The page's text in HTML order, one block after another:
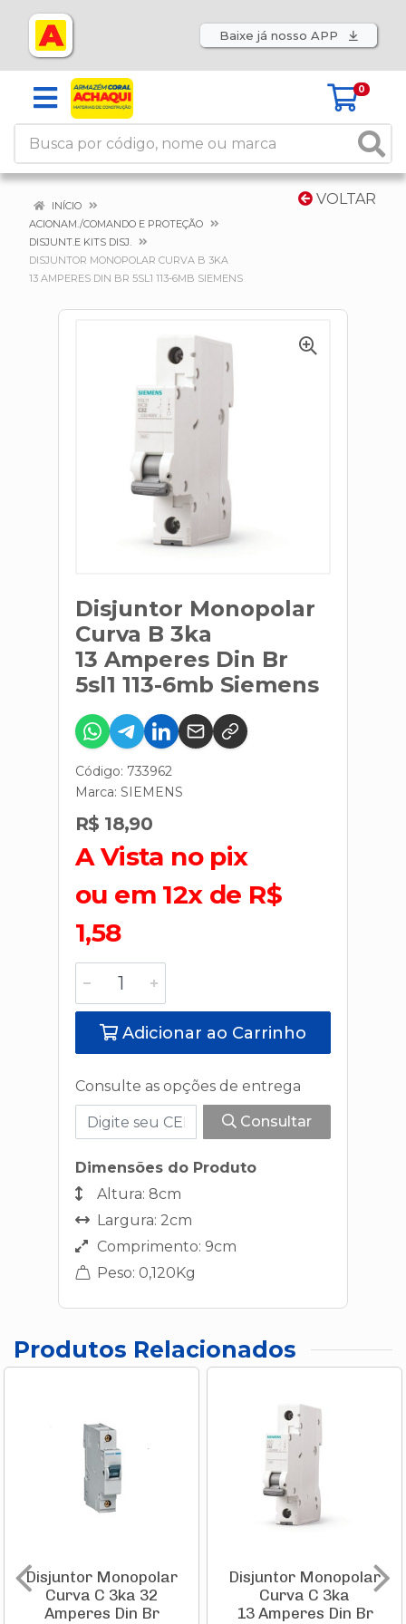
Baixe já nosso APP
0
VOLTAR
INÍCIO
ACIONAM./COMANDO E PROTEÇÃO
DISJUNT.E KITS DISJ.
DISJUNTOR MONOPOLAR CURVA B 3KA
13 AMPERES DIN BR 5SL1 113-6MB SIEMENS
Disjuntor Monopolar
Curva B 3ka
13 Amperes Din Br
5sl1 113-6mb Siemens
Código: 733962
Marca: SIEMENS
R$ 18,90
A Vista no pix
ou em 12x de R$
1,58
Adicionar ao Carrinho
Consulte as opções de entrega
Consultar
Dimensões do Produto
Altura: 8cm
Largura: 2cm
Comprimento: 9cm
Peso: 0,120Kg
Produtos Relacionados
Disjuntor Monopolar
Curva C 3ka 32
Amperes Din Br
Disjuntor Monopolar
Curva C 3ka
13 Amperes Din Br